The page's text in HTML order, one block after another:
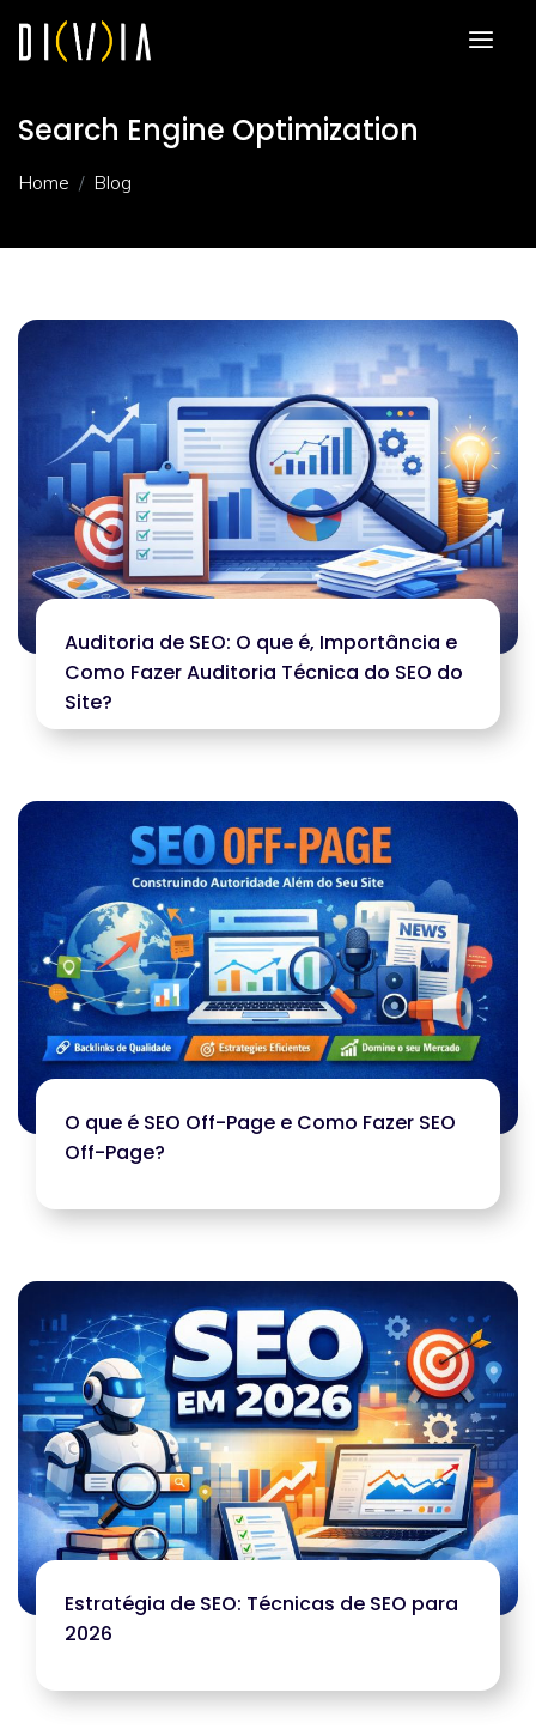
Search Engine Optimization
Home Blog
Auditoria de SEO: O que é, Importância e
Como Fazer Auditoria Técnica do SEO do
Site?
O que é SEO Off-Page e Como Fazer SEO
Off-Page?
Estratégia de SEO: Técnicas de SEO para
2026